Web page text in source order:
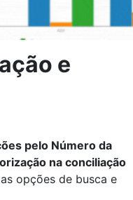
e
pelo Número da
na conciliação
opções de busca e